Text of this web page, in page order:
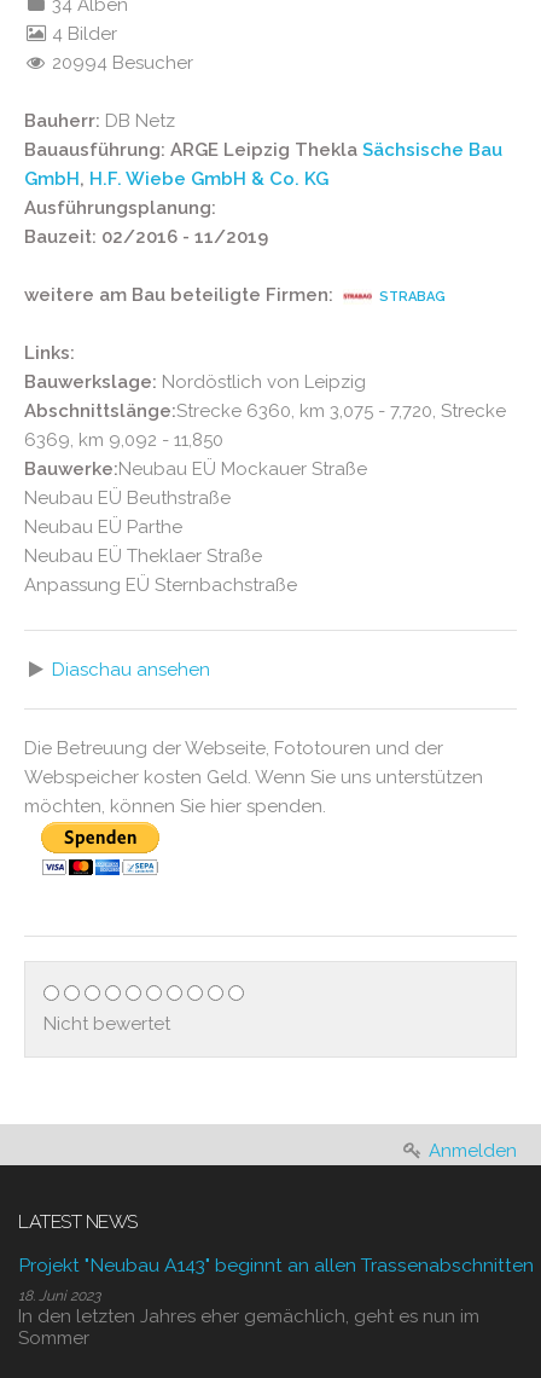
34 Alben
4 Bilder
20994 Besucher
Bauherr: DB Netz
Bauausführung: ARGE Leipzig Thekla Sächsische Bau
GmbH, H.F. Wiebe GmbH & Co. KG
Ausführungsplanung:
Bauzeit: 02/2016 - 11/2019
weitere am Bau beteiligte Firmen: STRABAG
Links:
Bauwerkslage: Nordöstlich von Leipzig
Abschnittslänge:Strecke 6360, km 3,075 - 7,720, Strecke
6369, km 9,092 - 11,850
Bauwerke:Neubau EÜ Mockauer Straße
Neubau EÜ Beuthstraße
Neubau EÜ Parthe
Neubau EÜ Theklaer Straße
Anpassung EÜ Sternbachstraße
Diaschau ansehen
Die Betreuung der Webseite, Fototouren und der
Webspeicher kosten Geld. Wenn Sie uns unterstützen
möchten, können Sie hier spenden.
Nicht bewertet
Anmelden
LATEST NEWS
Projekt "Neubau A143" beginnt an allen Trassenabschnitten
18. Juni 2023
In den letzten Jahres eher gemächlich, geht es nun im
Sommer